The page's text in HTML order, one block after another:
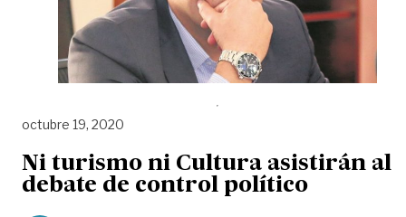
octubre 19, 2020
Ni turismo ni Cultura asistirán al
debate de control político